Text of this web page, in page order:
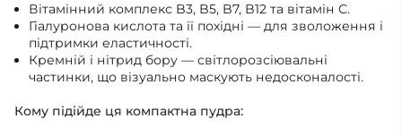
Вітамінний комплекс B3, B5, B7, B12 та вітамін C.
Гіалуронова кислота та її похідні — для зволоження і
підтримки еластичності.
Кремній і нітрид бору — світлорозсіювальні
частинки, що візуально маскують недосконалості.
Кому підійде ця компактна пудра: